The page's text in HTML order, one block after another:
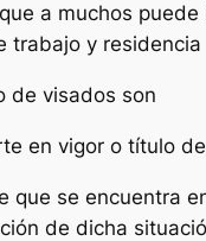
a muchos
trabajo y residencia
de visados son
en vigor o título
que se encuentra
de dicha